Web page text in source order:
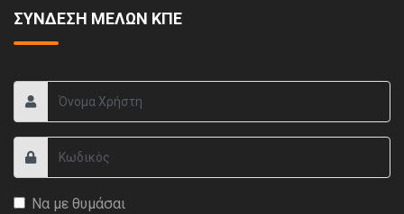
ΣΥΝΔΕΣΗ ΜΕΛΩΝ ΚΠΕ
Να με θυμάσαι